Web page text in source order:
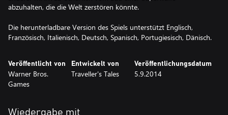
abzuhalten, die die Welt zerstören könnte.
Die herunterladbare Version des Spiels unterstützt Englisch,
Französisch, Italienisch, Deutsch, Spanisch, Portugiesisch, Dänisch.
Veröffentlicht von
Warner Bros.
Games
Entwickelt von
Traveller's Tales
Veröffentlichungsdatum
5.9.2014
Wiedergabe mit